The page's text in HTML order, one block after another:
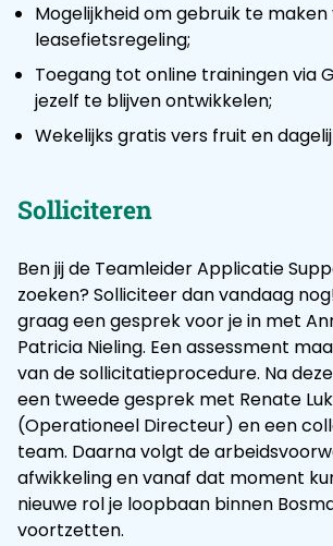
Mogelijkheid om gebruik te maken
leasefietsregeling;
Toegang tot online trainingen via
jezelf te blijven ontwikkelen;
Wekelijks gratis vers fruit en
Solliciteren
Ben jij de Teamleider Applicatie
zoeken? Solliciteer dan vandaag
graag een gesprek voor je in met
Patricia Nieling. Een assessment
van de sollicitatieprocedure. Na
een tweede gesprek met Renate
(Operationeel Directeur) en een
team. Daarna volgt de
afwikkeling en vanaf dat moment
nieuwe rol je loopbaan binnen
voortzetten.